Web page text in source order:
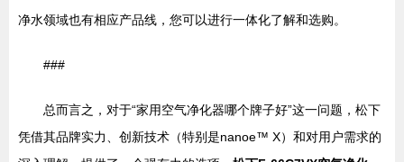
净水领域也有相应产品线，您可以进行一体化了解和选购。
###
总而言之，对于“家用空气净化器哪个牌子好”这一问题，松下
凭借其品牌实力、创新技术（特别是nanoe™ X）和对用户需求的